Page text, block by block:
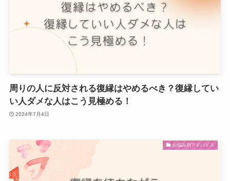
周りの人に反対される復縁はやめるべき？復縁してい
い人ダメな人はこう見極める！
2024年7月4日
お悩み別アドバイス